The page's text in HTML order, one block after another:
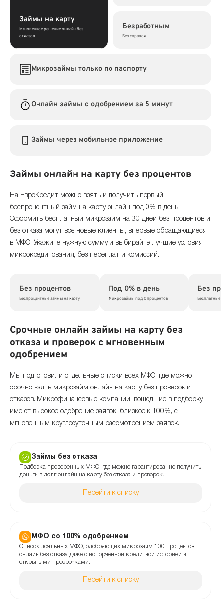
Займы на карту
Мгновенное решение онлайн без
отказов
Безработным
Без справок
Микрозаймы только по паспорту
Онлайн займы с одобрением за 5 минут
Займы через мобильное приложение
Займы онлайн на карту без процентов
На ЕвроКредит можно взять и получить первый
беспроцентный займ на карту онлайн под 0% в день.
Оформить бесплатный микрозайм на 30 дней без процентов и
без отказа могут все новые клиенты, впервые обращающиеся
в МФО. Укажите нужную сумму и выбирайте лучшие условия
микрокредитования, без переплат и комиссий.
Без процентов
Беспроцентные займы на карту
Под 0% в день
Микрозаймы под 0 процентов
Без
Срочные онлайн займы на карту без
отказа и проверок с мгновенным
одобрением
Мы подготовили отдельные списки всех МФО, где можно
срочно взять микрозайм онлайн на карту без проверок и
отказов. Микрофинансовые компании, вошедшие в подборку
имеют высокое одобрение заявок, близкое к 100%, с
мгновенным круглосуточным рассмотрением заявок.
Займы без отказа
Подборка проверенных МФО, где можно гарантированно получить
деньги в долг онлайн на карту без отказа и проверок.
Перейти к списку
МФО со 100% одобрением
Список лояльных МФО, одобряющих микрозайм 100 процентов
онлайн без отказа даже с испорченной кредитной историей и
открытыми просрочками.
Перейти к списку